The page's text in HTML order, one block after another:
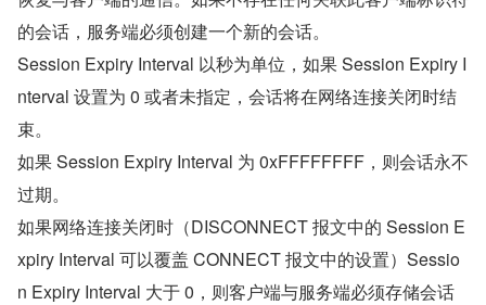
的会话，服务端必须创建一个新的会话。
Session Expiry Interval 以秒为单位，如果 Session Expiry I
nterval 设置为 0 或者未指定，会话将在网络连接关闭时结
束。
如果 Session Expiry Interval 为 0xFFFFFFFF，则会话永不
过期。
如果网络连接关闭时（DISCONNECT 报文中的 Session E
xpiry Interval 可以覆盖 CONNECT 报文中的设置）Sessio
n Expiry Interval 大于 0，则客户端与服务端必须存储会话